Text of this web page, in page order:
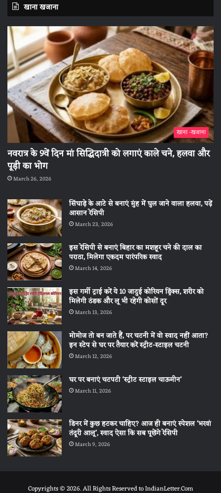
खाना खजाना
खाना -खजाना
नवरात्र के 9वें दिन मां सिद्धिदात्री को लगाएं काले चने, हलवा और
पूड़ी का भोग
March 26, 2026
सिंघाड़े के आटे से बनाएं मुंह में घुल जाने वाला हलवा, पढ़ें
आसान रेसिपी
March 23, 2026
इस रेसिपी से बनाएं बिहार का मशहूर चने की दाल का
पराठा, मिलेगा एकदम पारंपरिक स्वाद
March 14, 2026
इस गर्मी ट्राई करें ये 10 जादुई कोरियन ड्रिंक्स, शरीर को
मिलेगी ठंडक और लू भी रहेगी कोसों दूर
March 13, 2026
मोमोज तो बन जाते हैं, पर चटनी में वो स्वाद नहीं आता?
इन स्टेप से घर पर तैयार करें स्ट्रीट-स्टाइल चटनी
March 12, 2026
घर पर बनाएं चटपटी ‘स्ट्रीट स्टाइल चाऊमीन’
March 11, 2026
डिनर में कुछ हटकर चाहिए? आज ही बनाएं स्पेशल ‘भरवां
तंदूरी आलू’, स्वाद ऐसा कि सब पूछेंगे रेसिपी
March 9, 2026
Copyrights © 2026. All Rights Reserved to IndianLetter.Com